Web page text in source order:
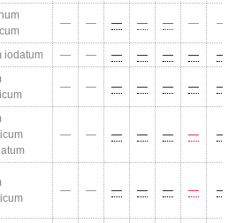
— — — — — — —
iodatum — — — — — —
—
— — — — — — —
— — — — — — —
— — — — — — —